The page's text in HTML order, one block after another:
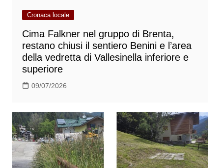
Cronaca locale
Cima Falkner nel gruppo di Brenta,
restano chiusi il sentiero Benini e l’area
della vedretta di Vallesinella inferiore e
superiore
09/07/2026